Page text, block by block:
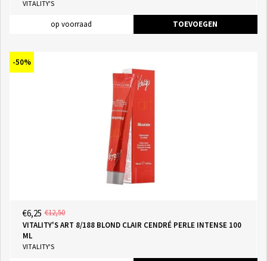
VITALITY'S
op voorraad TOEVOEGEN
-50%
€6,25 €12,50
VITALITY'S ART 8/188 BLOND CLAIR CENDRÉ PERLE INTENSE 100
ML
VITALITY'S